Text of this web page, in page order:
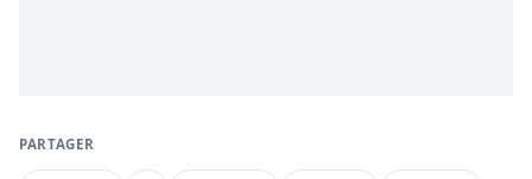
PARTAGER